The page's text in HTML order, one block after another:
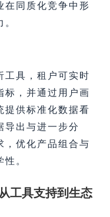
在同质化竞争中形
工具，租户可实时
标，并通过用户画
提供标准化数据看
导出与进一步分
，优化产品组合与
。
工具支持到生态